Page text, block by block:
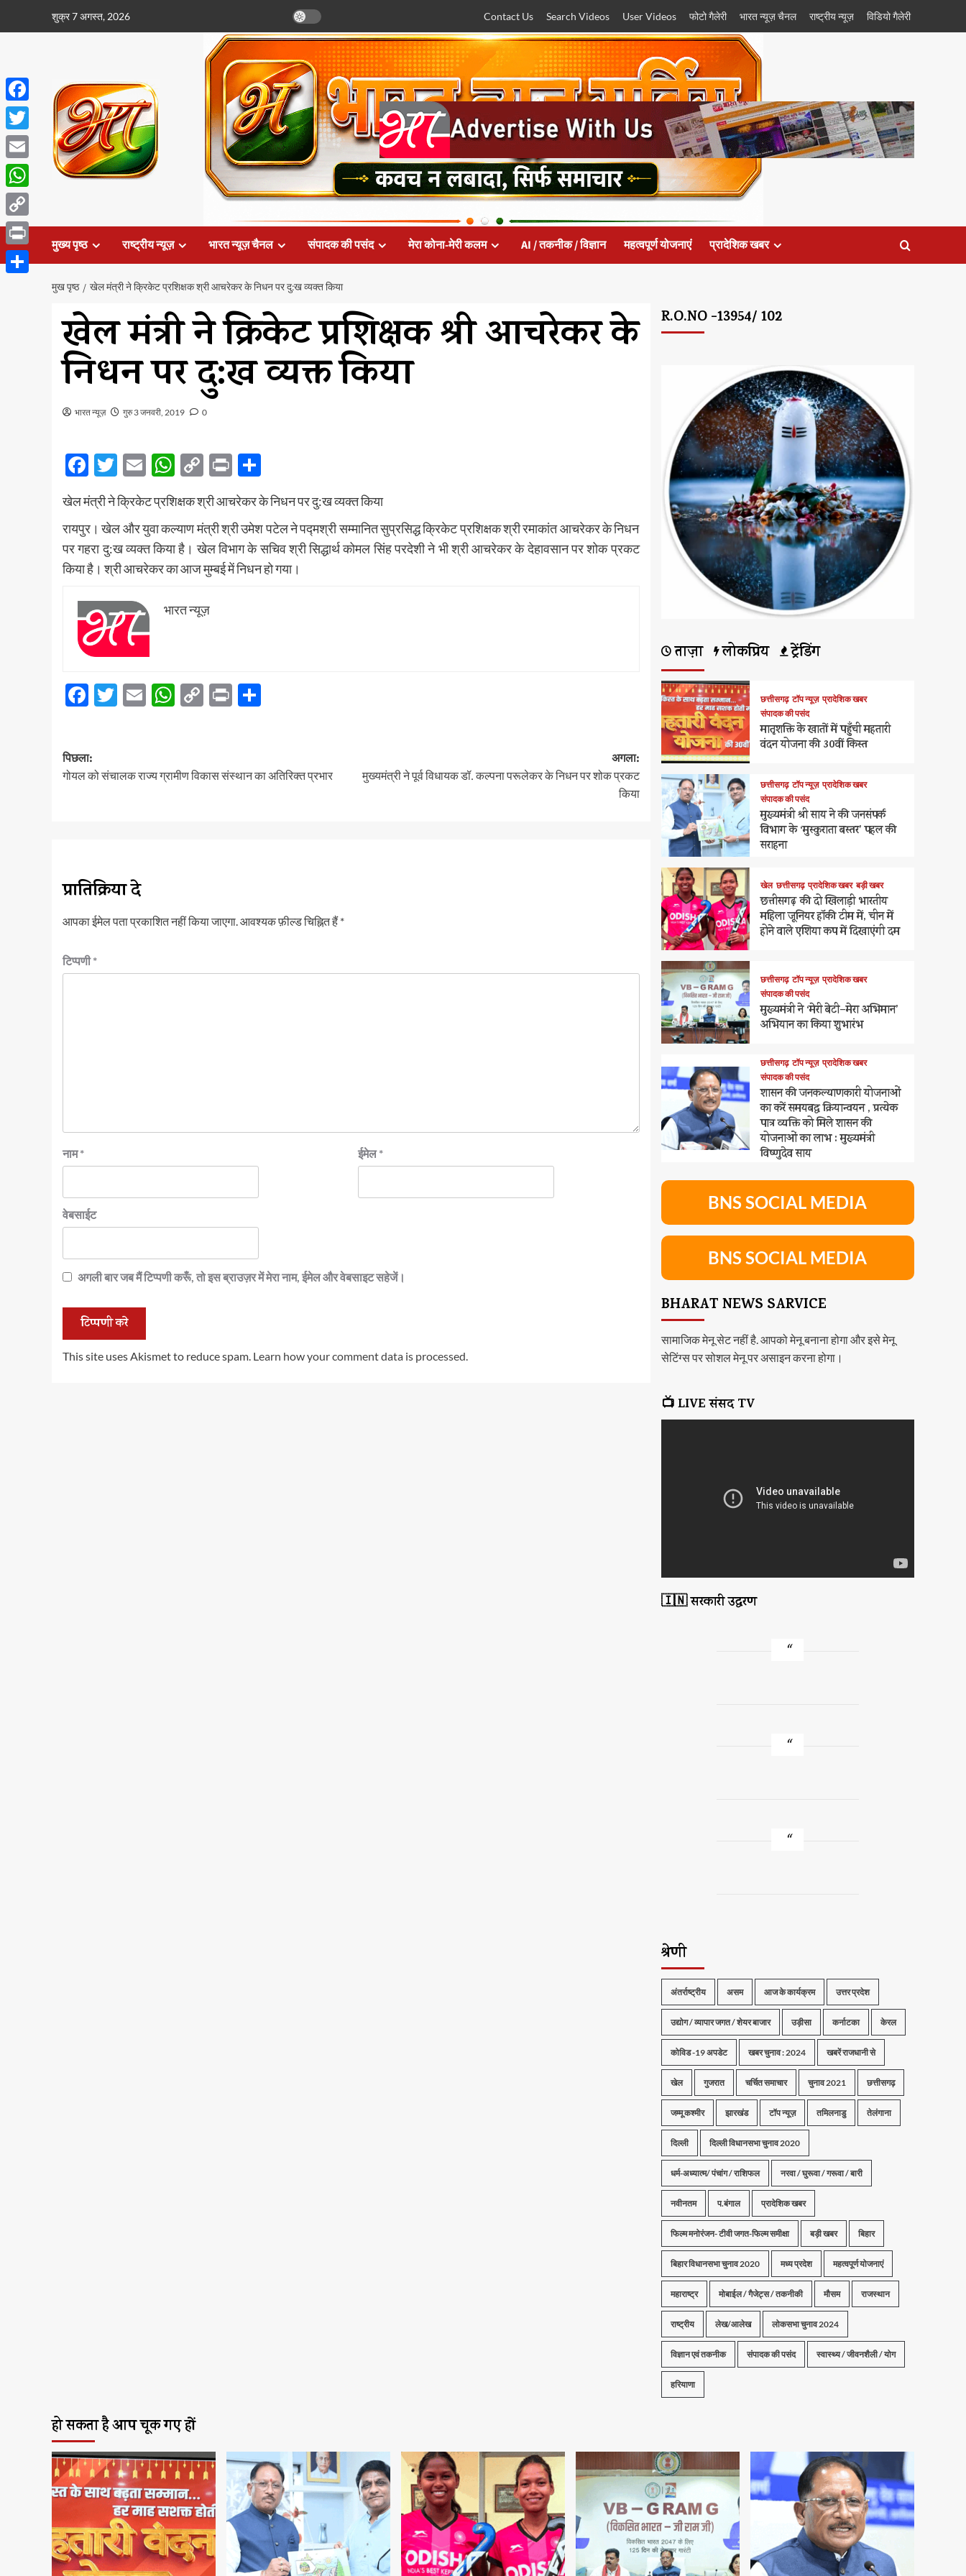
शुक्र 7 अगस्त, 2026 Contact Us Search Videos User Videos फोटो गैलेरी भारत न्यूज़ चैनल राष्ट्रीय न्यूज़ विडियो गैलेरी
मुख्य पृष्ठ राष्ट्रीय न्यूज़ भारत न्यूज़ चैनल संपादक की पसंद मेरा कोना-मेरी कलम AI / तकनीक / विज्ञान महत्वपूर्ण योजनाएं प्रादेशिक खबर
मुख पृष्ठ खेल मंत्री ने क्रिकेट प्रशिक्षक श्री आचरेकर के निधन पर दु:ख व्यक्त किया
खेल मंत्री ने क्रिकेट प्रशिक्षक श्री आचरेकर के
निधन पर दु:ख व्यक्त किया
भारत न्यूज़ गुरु 3 जनवरी, 2019 0
Facebook
Twitter
EmailWhatsApp
Copy
Link
Print
खेल मंत्री ने क्रिकेट प्रशिक्षक श्री आचरेकर के निधन पर दु:ख व्यक्त किया
रायपुर। खेल और युवा कल्याण मंत्री श्री उमेश पटेल ने पद्मश्री सम्मानित सुप्रसिद्ध क्रिकेट प्रशिक्षक श्री रमाकांत आचरेकर के निधन
पर गहरा दु:ख व्यक्त किया है। खेल विभाग के सचिव श्री सिद्धार्थ कोमल सिंह परदेशी ने भी श्री आचरेकर के देहावसान पर शोक प्रकट
किया है। श्री आचरेकर का आज मुम्बई में निधन हो गया।
भारत न्यूज़
Facebook
Twitter
EmailWhatsApp
Copy
Print
पोस्ट
नेविगेशन
पिछला:
गोयल को संचालक राज्य ग्रामीण विकास संस्थान का अतिरिक्त प्रभार
अगला:
मुख्यमंत्री ने पूर्व विधायक डॉ. कल्पना परूलेकर के निधन पर शोक प्रकट
किया
प्रातिक्रिया दे
आपका ईमेल पता प्रकाशित नहीं किया जाएगा.आवश्यक फ़ील्ड चिह्नित हैं*
टिप्पणी*
नाम* ईमेल*
वेबसाईट
अगली बार जब मैं टिप्पणी करूँ, तो इस ब्राउज़र में मेरा नाम, ईमेल और वेबसाइट सहेजें।
This site uses Akismet to reduce spam. Learn how your comment data is processed.
R.O.NO -13954/ 102
ताज़ा लोकप्रिय ट्रेंडिंग
छत्तीसगढ़ टॉप न्यूज़ प्रादेशिक खबर
संपादक की पसंद
मातृशक्ति के खातों में पहुँची महतारी
वंदन योजना की 30वीं किस्त
छत्तीसगढ़ टॉप न्यूज़ प्रादेशिक खबर
संपादक की पसंद
मुख्यमंत्री श्री साय ने की जनसंपर्क
विभाग के ‘मुस्कुराता बस्तर’ पहल की
सराहना
खेल छत्तीसगढ़ प्रादेशिक खबर बड़ी खबर
छत्तीसगढ़ की दो खिलाड़ी भारतीय
महिला जूनियर हॉकी टीम में, चीन में
होने वाले एशिया कप में दिखाएंगी दम
छत्तीसगढ़ टॉप न्यूज़ प्रादेशिक खबर
संपादक की पसंद
मुख्यमंत्री ने ‘मेरी बेटी–मेरा अभिमान’
अभियान का किया शुभारंभ
छत्तीसगढ़ टॉप न्यूज़ प्रादेशिक खबर
संपादक की पसंद
शासन की जनकल्याणकारी योजनाओं
का करें समयबद्ध क्रियान्वयन , प्रत्येक
पात्र व्यक्ति को मिले शासन की
योजनाओं का लाभ : मुख्यमंत्री
विष्णुदेव साय
BNS SOCIAL MEDIA
BNS SOCIAL MEDIA
BHARAT NEWS SARVICE
सामाजिक मेनू सेट नहीं है. आपको मेनू बनाना होगा और इसे मेनू
सेटिंग्स पर सोशल मेनू पर असाइन करना होगा।
📺 LIVE संसद TV
🇮🇳 सरकारी उद्धरण
श्रेणी
अंतर्राष्ट्रीय असम आज के कार्यक्रम उत्तर प्रदेश
उद्योग / व्यापार जगत / शेयर बाजार उड़ीसा कर्नाटका केरल
कोविड -19 अपडेट खबर चुनाव : 2024 खबरें राजधानी से
खेल गुजरात चर्चित समाचार चुनाव 2021 छत्तीसगढ़
जम्मू कश्मीर झारखंड टॉप न्यूज़ तमिलनाडु तेलंगाना
दिल्ली दिल्ली विधानसभा चुनाव 2020
धर्म-अध्यात्म/ पंचांग / राशिफल नरवा / घुरूवा / गरूवा / बारी
नवीनतम प.बंगाल प्रादेशिक खबर
फिल्म मनोरंजन- टीवी जगत-फिल्म समीक्षा बड़ी खबर बिहार
बिहार विधानसभा चुनाव 2020 मध्य प्रदेश महत्वपूर्ण योजनाएं
महाराष्ट्र मोबाईल / गैजेट्स / तकनीकी मौसम राजस्थान
राष्ट्रीय लेख/आलेख लोकसभा चुनाव 2024
विज्ञान एवं तकनीक संपादक की पसंद स्वास्थ्य / जीवनशैली / योग
हरियाणा
हो सकता है आप चूक गए हों
Facebook
Twitter
Email
WhatsApp
Copy
Link
Print